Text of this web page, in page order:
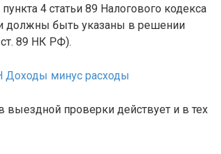
4 статьи 89 Налогового кодекса
должны быть указаны в решении
89 НК РФ).
Доходы минус расходы
проверки действует и в тех